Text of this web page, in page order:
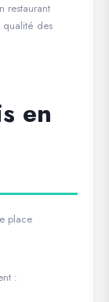
restaurant
qualité des
en
place
: